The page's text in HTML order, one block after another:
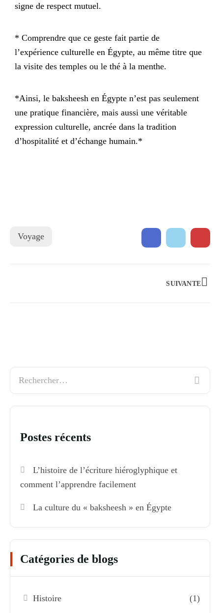
signe de respect mutuel.
* Comprendre que ce geste fait partie de
l’expérience culturelle en Égypte, au même titre que
la visite des temples ou le thé à la menthe.
*Ainsi, le baksheesh en Égypte n’est pas seulement
une pratique financière, mais aussi une véritable
expression culturelle, ancrée dans la tradition
d’hospitalité et d’échange humain.*
Voyage
SUIVANTE
Postes récents
L’histoire de l’écriture hiéroglyphique et
comment l’apprendre facilement
La culture du « baksheesh » en Égypte
Catégories de blogs
Histoire (1)